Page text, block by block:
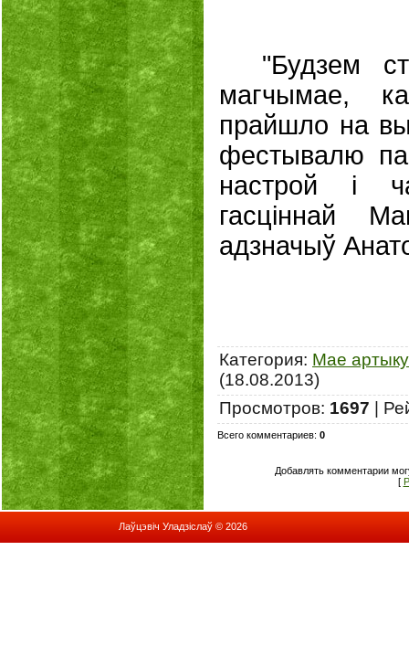
"Будзем
магчымае,
прайшло на
фестывалю
настрой і
гасціннай
адзначыў
Категория: Мае
(18.08.2013)
Просмотров: 1697 |
Всего комментариев: 0
Добавлять комментарии
[
Лаўцэвіч Уладзіслаў © 2026